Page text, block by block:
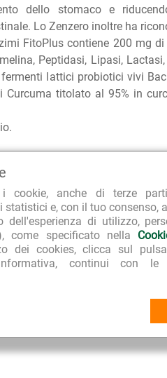
i cookie, anche di terze
e, con il tuo consenso,
dell'esperienza di utilizzo,
come specificato nella
dei cookies, clicca sul
continui con le
dello stomaco e
Lo Zenzero inoltre ha
FitoPlus contiene 200 mg
Peptidasi, Lipasi,
lattici probiotici vivi
titolato al 95% in
pasti principali (2 capsule al
quantità d’acqua,
dei fermenti lattici.
sciogliere il contenuto in un
del prodotto.